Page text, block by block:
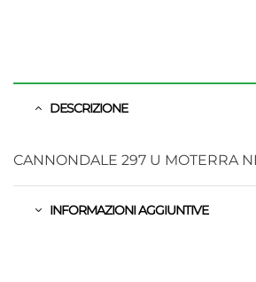
DESCRIZIONE
CANNONDALE 297 U MOTERRA
INFORMAZIONI AGGIUNTIVE